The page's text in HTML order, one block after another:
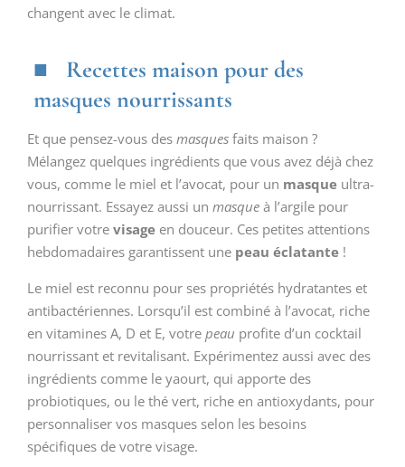
changent avec le climat.
Recettes maison pour des
masques nourrissants
Et que pensez-vous des masques faits maison ?
Mélangez quelques ingrédients que vous avez déjà chez
vous, comme le miel et l’avocat, pour un masque ultra-
nourrissant. Essayez aussi un masque à l’argile pour
purifier votre visage en douceur. Ces petites attentions
hebdomadaires garantissent une peau éclatante !
Le miel est reconnu pour ses propriétés hydratantes et
antibactériennes. Lorsqu’il est combiné à l’avocat, riche
en vitamines A, D et E, votre peau profite d’un cocktail
nourrissant et revitalisant. Expérimentez aussi avec des
ingrédients comme le yaourt, qui apporte des
probiotiques, ou le thé vert, riche en antioxydants, pour
personnaliser vos masques selon les besoins
spécifiques de votre visage.